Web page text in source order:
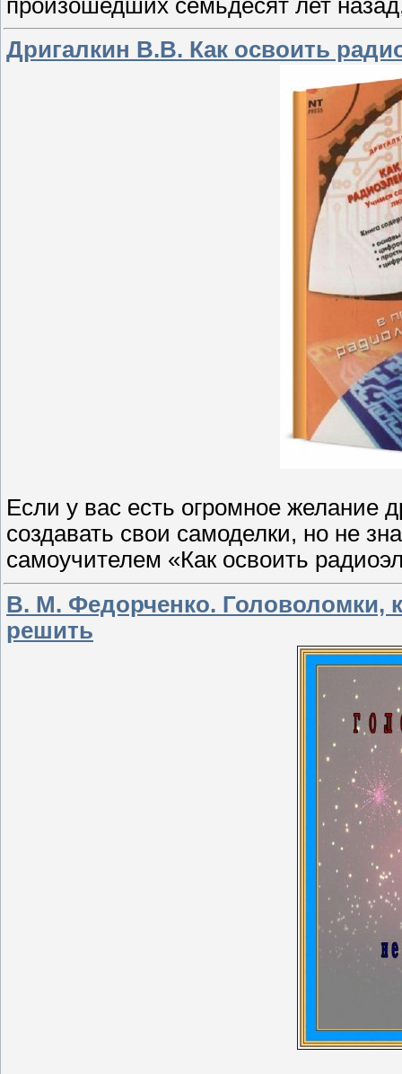
произошедших семьдесят лет
Дригалкин В.В. Как освоить
Если у вас есть огромное желание
создавать свои самоделки, но не
самоучителем «Как освоить
В. М. Федорченко. Головоломки,
решить